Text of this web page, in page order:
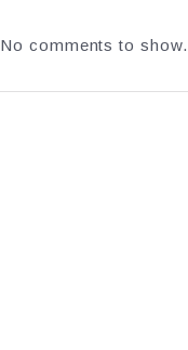
No comments to show.